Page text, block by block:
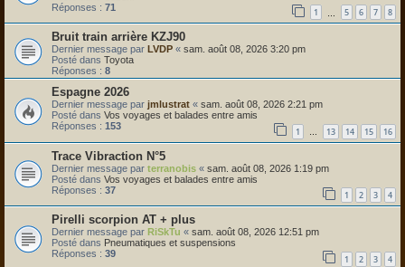
Réponses : 71 1 5 6 7 8
Bruit train arrière KZJ90
Dernier message par LVDP « sam. août 08, 2026 3:20 pm
Posté dans Toyota
Réponses : 8
Espagne 2026
Dernier message par jmlustrat « sam. août 08, 2026 2:21 pm
Posté dans Vos voyages et balades entre amis
Réponses : 153 1 … 13 14 15 16
Trace Vibraction N°5
Dernier message par terranobis « sam. août 08, 2026 1:19 pm
Posté dans Vos voyages et balades entre amis
Réponses : 37 1 2 3 4
Pirelli scorpion AT + plus
Dernier message par RiSkTu « sam. août 08, 2026 12:51 pm
Posté dans Pneumatiques et suspensions
Réponses : 39 1 2 3 4